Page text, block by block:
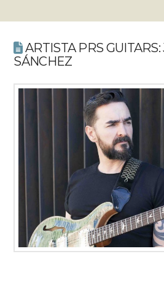
ARTISTA PRS GUITARS:
SÁNCHEZ